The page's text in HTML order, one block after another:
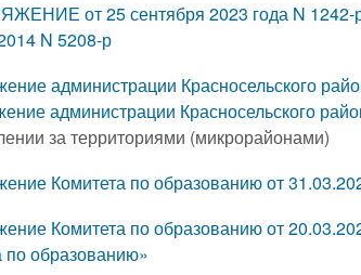
от 25 сентября 2023 года N 1242-
N 5208-р
администрации Красносельского
администрации Красносельского
за территориями (микрорайонами)
Комитета по образованию от
Комитета по образованию от
по образованию»